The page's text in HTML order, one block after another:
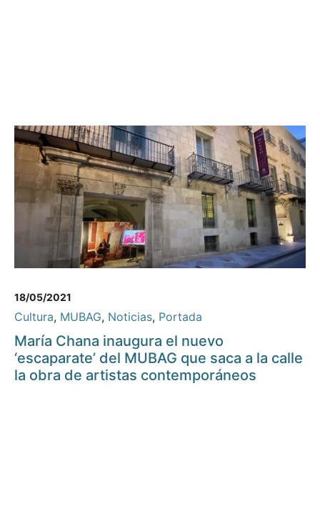
18/05/2021
Cultura, MUBAG, Noticias, Portada
María Chana inaugura el nuevo
‘escaparate’ del MUBAG que saca a la calle
la obra de artistas contemporáneos